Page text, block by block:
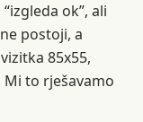
ok”, ali
postoji, a
85x55,
Mi to rješavamo